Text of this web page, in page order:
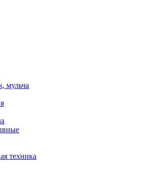
мульча
техника